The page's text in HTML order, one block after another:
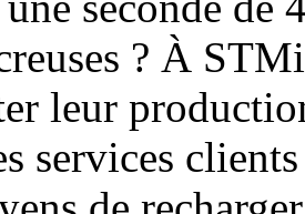
? À
leur
services